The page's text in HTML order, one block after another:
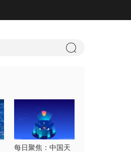
每日聚焦：中国天